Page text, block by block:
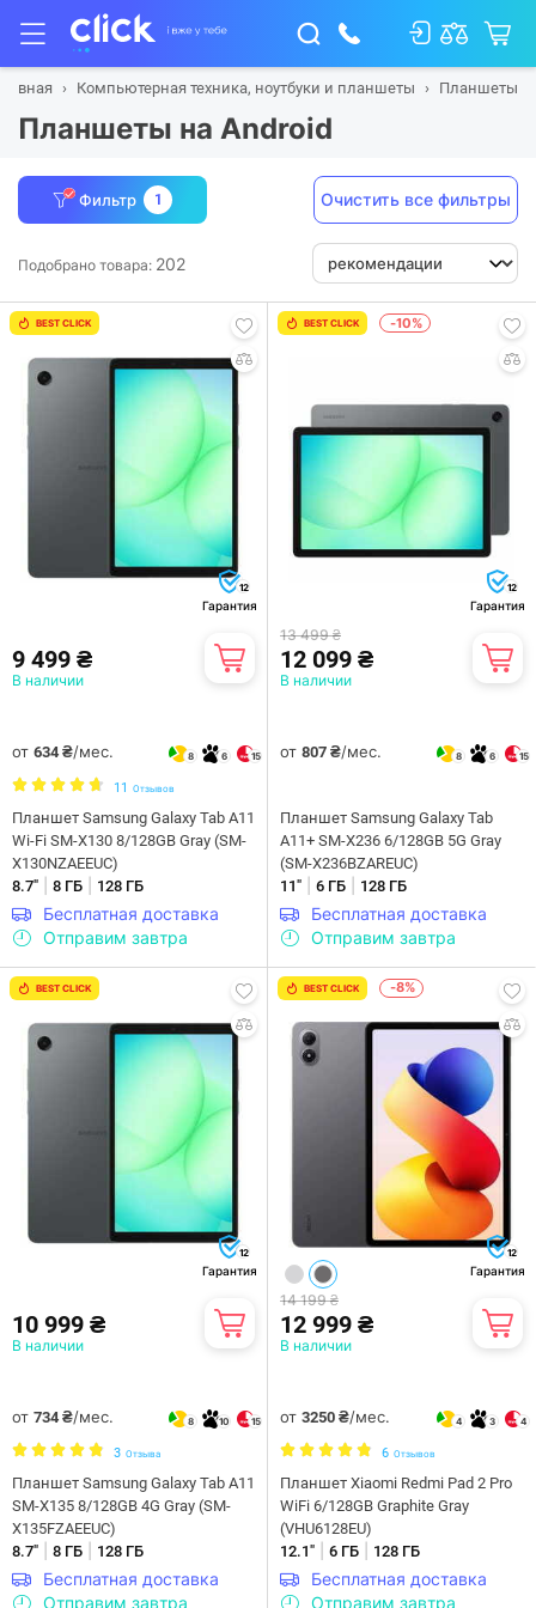
Компьютерная техника, ноутбуки и планшеты Планшеты
Планшеты на Android
Фильтр 1 Очистить все фильтры
Подобрано товара: 202
BEST CLICK
12
Гарантия
9 499 ₴
В наличии
от 634 ₴/мес. 8 6 15
11 Отзывов
Планшет Samsung Galaxy Tab A11
Wi-Fi SM-X130 8/128GB Gray (SM-
X130NZAEEUC)
8.7"
8 ГБ 128 ГБ
Бесплатная доставка
Отправим завтра
BEST CLICK -10%
12
Гарантия
13 499 ₴
12 099 ₴
В наличии
от 807 ₴/мес. 8 6 15
Планшет Samsung Galaxy Tab
A11+ SM-X236 6/128GB 5G Gray
(SM-X236BZAREUC)
11"
6 ГБ 128 ГБ
Бесплатная доставка
Отправим завтра
BEST CLICK
12
Гарантия
10 999 ₴
В наличии
от 734 ₴/мес. 8 10 15
3 Отзыва
Планшет Samsung Galaxy Tab A11
SM-X135 8/128GB 4G Gray (SM-
X135FZAEEUC)
8.7"
8 ГБ 128 ГБ
Бесплатная доставка
Отправим завтра
BEST CLICK -8%
12
Гарантия
14 199 ₴
12 999 ₴
В наличии
от 3250 ₴/мес. 4 3 4
6 Отзывов
Планшет Xiaomi Redmi Pad 2 Pro
WiFi 6/128GB Graphite Gray
(VHU6128EU)
12.1"
6 ГБ 128 ГБ
Бесплатная доставка
Отправим завтра